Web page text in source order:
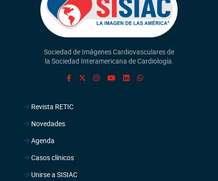
Sociedad de Imágenes Cardiovasculares de
la Sociedad Interamericana de Cardiología.
Revista RETIC
Novedades
Agenda
Casos clínicos
Unirse a SISIAC